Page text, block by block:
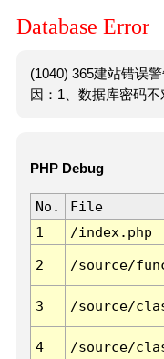
Database Error
(1040) 365建站错误
因：1、数据库密码不
PHP Debug
No. File
1
/index.php
2 /source/
3 /source/
4 /source/